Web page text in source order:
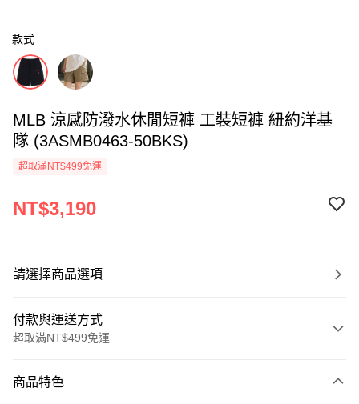
款式
MLB 涼感防潑水休閒短褲 工裝短褲 紐約洋基
隊 (3ASMB0463-50BKS)
超取滿NT$499免運
NT$3,190
請選擇商品選項
付款與運送方式
超取滿NT$499免運
信用卡一次付款
商品特色